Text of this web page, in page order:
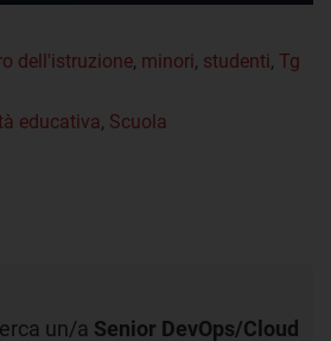
dell'istruzione, minori, studenti, Tg
educativa, Scuola
un/a Senior DevOps/Cloud